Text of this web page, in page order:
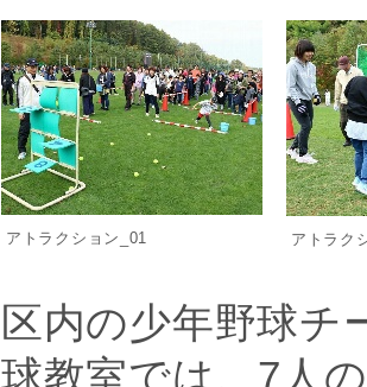
アトラクション_01 アトラク
区内の少年野球チ
球教室では、7人